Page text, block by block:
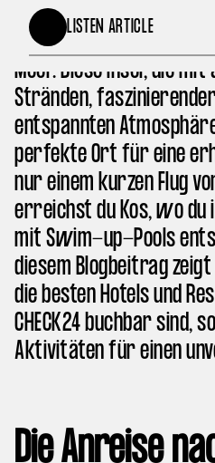
LISTEN ARTICLE
Kos, eine der
Inseln, ist ein
Meer. Diese Insel, die
Stränden,
entspannten
perfekte Ort für eine
nur einem kurzen Flug
erreichst du Kos, wo
mit Swim-up-Pools
diesem Blogbeitrag
die besten Hotels und
CHECK24 buchbar sind,
Aktivitäten für einen
Die Anreise